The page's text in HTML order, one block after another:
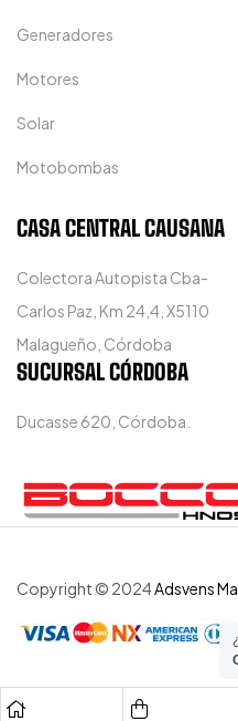
Generadores
Motores
Solar
Motobombas
CASA CENTRAL CAUSANA
Colectora Autopista Cba-
Carlos Paz, Km 24,4, X5110
Malagueño, Córdoba
SUCURSAL CÓRDOBA
Ducasse 620, Córdoba.
Copyright © 2024Adsvens